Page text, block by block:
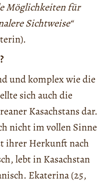
Möglichkeiten für
Sichtweise“
und komplex wie die
sich auch die
Kasachstans dar.
nicht im vollen Sinne
ihrer Herkunft nach
lebt in Kasachstan
Ekaterina (25,